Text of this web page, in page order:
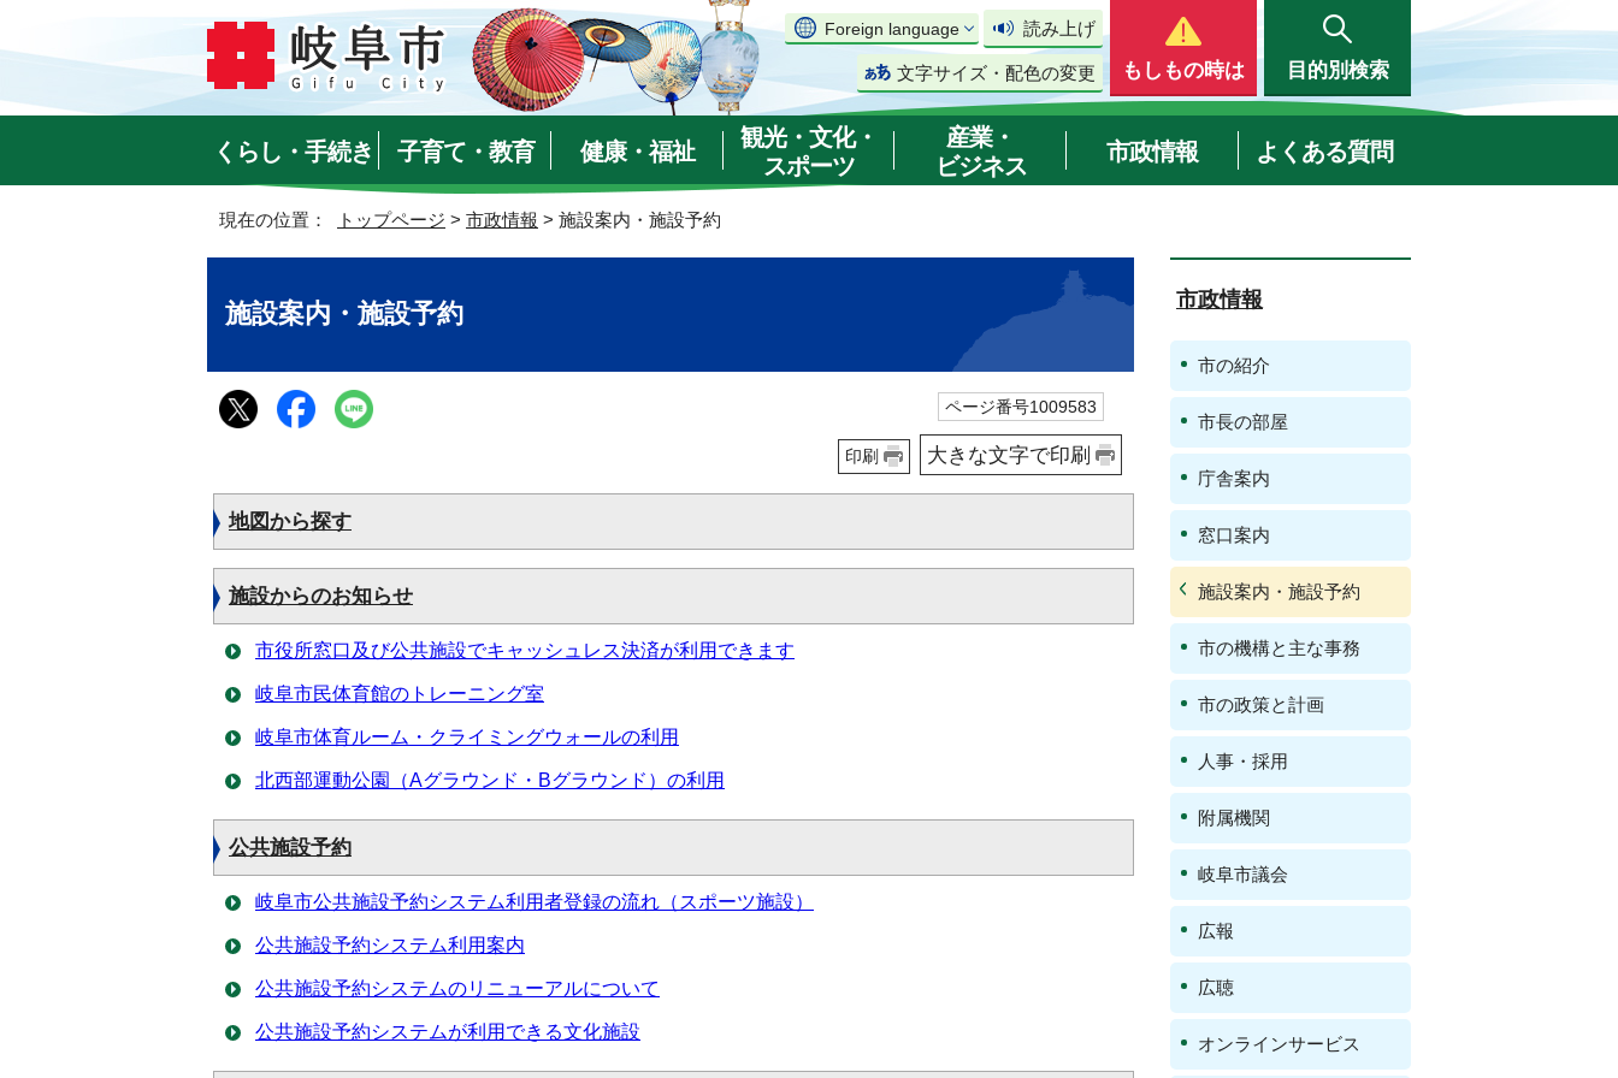
Foreign language 読み上げ
文字サイズ・配色の変更 もしもの時は 目的別検索
くらし・手続き 子育て・教育 健康・福祉
観光・文化・
スポーツ
産業・
ビジネス
市政情報 よくある質問
現在の位置： トップページ > 市政情報 > 施設案内・施設予約
施設案内・施設予約
ページ番号1009583
印刷 大きな文字で印刷
地図から探す
施設からのお知らせ
市役所窓口及び公共施設でキャッシュレス決済が利用できます
岐阜市民体育館のトレーニング室
岐阜市体育ルーム・クライミングウォールの利用
北西部運動公園（Aグラウンド・Bグラウンド）の利用
公共施設予約
岐阜市公共施設予約システム利用者登録の流れ（スポーツ施設）
公共施設予約システム利用案内
公共施設予約システムのリニューアルについて
公共施設予約システムが利用できる文化施設
市政情報
市の紹介
市長の部屋
庁舎案内
窓口案内
施設案内・施設予約
市の機構と主な事務
市の政策と計画
人事・採用
附属機関
岐阜市議会
広報
広聴
オンラインサービス